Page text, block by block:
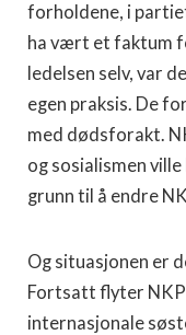
forholdene, i
ha vært et faktum
ledelsen selv, var
egen praksis. De
med dødsforakt.
og sosialismen
grunn til å endre
Og situasjonen er
Fortsatt flyter NKP
internasjonale